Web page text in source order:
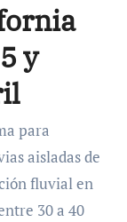
y
para
aisladas de
fluvial en
30 a 40